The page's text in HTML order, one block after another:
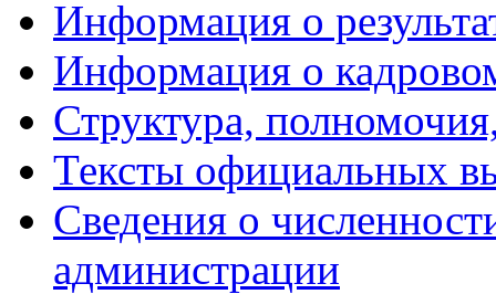
Информация о
Информация о
Структура,
Тексты официальных
Сведения о
администрации